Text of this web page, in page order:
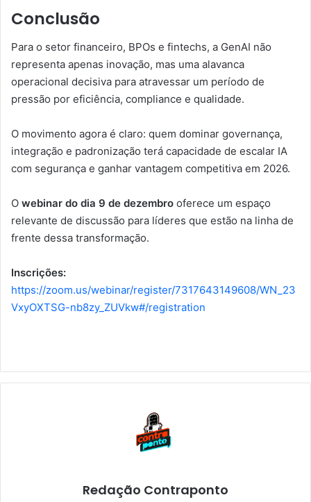
Conclusão
Para o setor financeiro, BPOs e fintechs, a GenAI não
representa apenas inovação, mas uma alavanca
operacional decisiva para atravessar um período de
pressão por eficiência, compliance e qualidade.
O movimento agora é claro: quem dominar governança,
integração e padronização terá capacidade de escalar IA
com segurança e ganhar vantagem competitiva em 2026.
O webinar do dia 9 de dezembro oferece um espaço
relevante de discussão para líderes que estão na linha de
frente dessa transformação.
Inscrições:
https://zoom.us/webinar/register/7317643149608/WN_23
VxyOXTSG-nb8zy_ZUVkw#/registration
Redação Contraponto